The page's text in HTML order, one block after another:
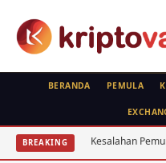
BERANDA PEMULA
BREAKING
Kesalahan Pemula Crypto
SAHAM
Resiko Bermain